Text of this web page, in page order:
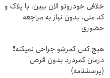
خلافی خودروتو الان ببین، با پلاک و
کد ملی، بدون نیاز به مراجعه
حضوری
هیچ کس کمرشو جراحی نمیکنه❗
درمان کمردرد بدون قرص
(پرسشنامه)